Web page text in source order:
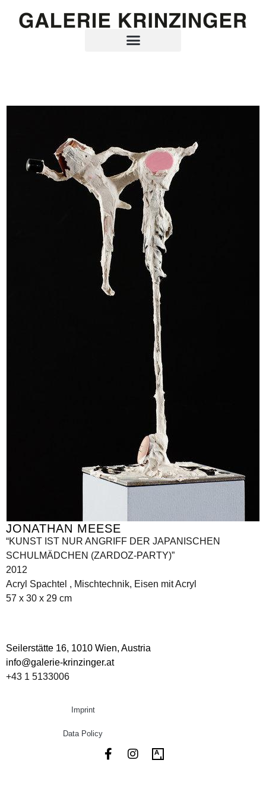
JONATHAN MEESE
“KUNST IST NUR ANGRIFF DER JAPANISCHEN
SCHULMÄDCHEN (ZARDOZ-PARTY)”
2012
Acryl Spachtel , Mischtechnik, Eisen mit Acryl
57 x 30 x 29 cm
Seilerstätte 16, 1010 Wien, Austria
info@galerie-krinzinger.at
+43 1 5133006
Imprint
Data Policy